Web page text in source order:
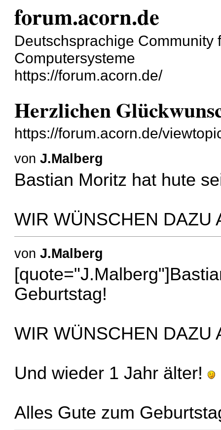
forum.acorn.de
Deutschsprachige Community
Computersysteme
https://forum.acorn.de/
Herzlichen
https://forum.acorn.de/
vonJ.Malberg
Bastian Moritz hat hute
WIR WÜNSCHEN DAZU
vonJ.Malberg
Geburtstag!
WIR WÜNSCHEN DAZU
Und wieder 1 Jahr älter!
Alles Gute zum